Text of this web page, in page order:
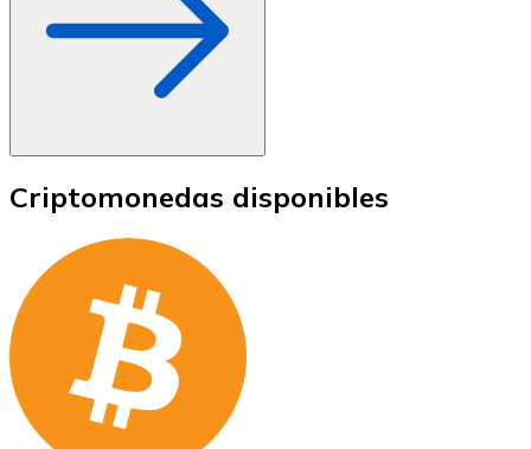
Criptomonedas disponibles